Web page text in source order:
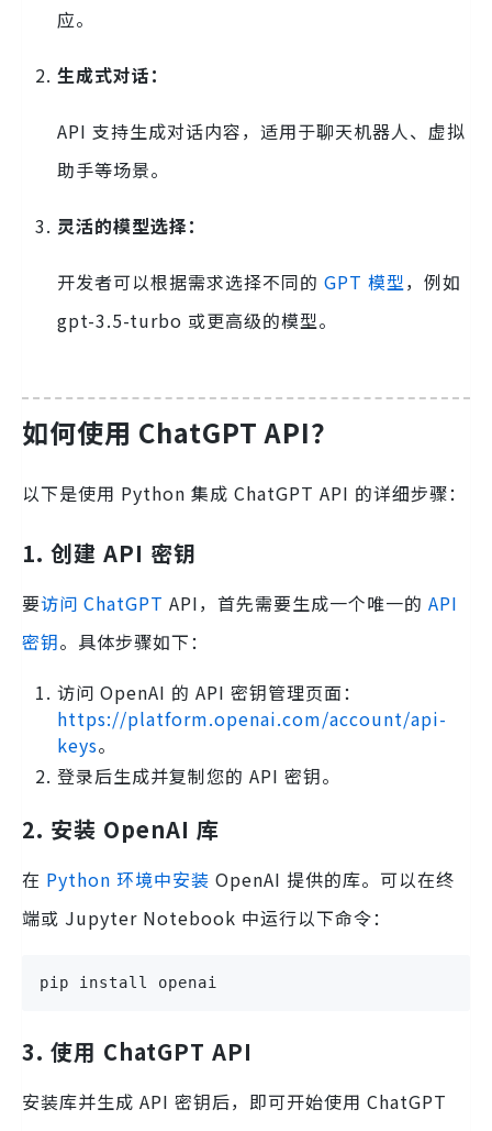
应。
生成式对话：
API 支持生成对话内容，适用于聊天机器人、虚拟
助手等场景。
灵活的模型选择：
开发者可以根据需求选择不同的 GPT 模型，例如
gpt-3.5-turbo 或更高级的模型。
如何使用 ChatGPT API？
以下是使用 Python 集成 ChatGPT API 的详细步骤：
1. 创建 API 密钥
要访问 ChatGPT API，首先需要生成一个唯一的 API
密钥。具体步骤如下：
访问 OpenAI 的 API 密钥管理页面：
https://platform.openai.com/account/api-
keys。
登录后生成并复制您的 API 密钥。
2. 安装 OpenAI 库
在 Python 环境中安装 OpenAI 提供的库。可以在终
端或 Jupyter Notebook 中运行以下命令：
pip install openai
3. 使用 ChatGPT API
安装库并生成 API 密钥后，即可开始使用 ChatGPT